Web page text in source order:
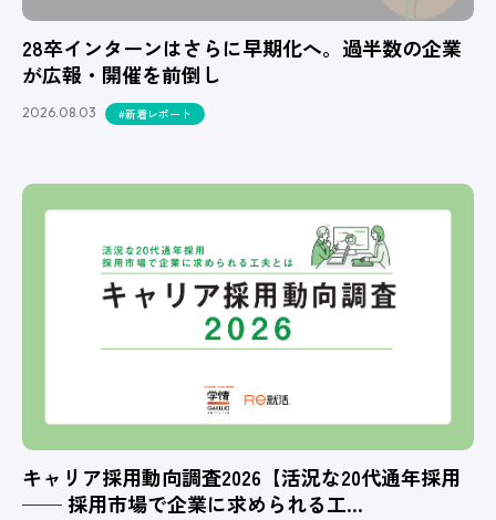
28卒インターンはさらに早期化へ。過半数の企業
が広報・開催を前倒し
2026.08.03 #新着レポート
キャリア採用動向調査2026【活況な20代通年採用
── 採用市場で企業に求められる工…